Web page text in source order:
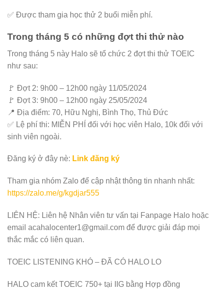
✅ Được tham gia học thử 2 buổi miễn phí.
Trong tháng 5 có những đợt thi thử nào
Trong tháng 5 này Halo sẽ tổ chức 2 đợt thi thử TOEIC
như sau:
🚩 Đợt 2: 9h00 – 12h00 ngày 11/05/2024
🚩 Đợt 3: 9h00 – 12h00 ngày 25/05/2024
📍 Địa điểm: 70, Hữu Nghị, Bình Thọ, Thủ Đức
✅ Lệ phí thi: MIỄN PHÍ đối với học viên Halo, 10k đối với
sinh viên ngoài.
Đăng ký ở đây nè: Link đăng ký
Tham gia nhóm Zalo để cập nhật thông tin nhanh nhất:
https://zalo.me/g/kgdjar555
LIÊN HỆ: Liên hệ Nhân viên tư vấn tại Fanpage Halo hoặc
email acahalocenter1@gmail.com để được giải đáp mọi
thắc mắc có liên quan.
TOEIC LISTENING KHÓ – ĐÃ CÓ HALO LO
HALO cam kết TOEIC 750+ tại IIG bằng Hợp đồng